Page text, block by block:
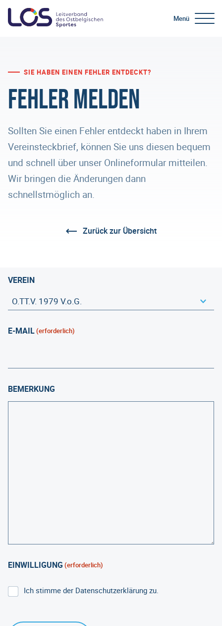
Menü
SIE HABEN EINEN FEHLER ENTDECKT?
Fehler melden
Sollten Sie einen Fehler entdeckt haben in Ihrem
Vereinsteckbrief, können Sie uns diesen bequem
und schnell über unser Onlineformular mitteilen.
Wir bringen die Änderungen dann
schnellstmöglich an.
Zurück zur Übersicht
VEREIN
E-MAIL(erforderlich)
BEMERKUNG
EINWILLIGUNG (erforderlich)
Ich stimme der Datenschutzerklärung zu.